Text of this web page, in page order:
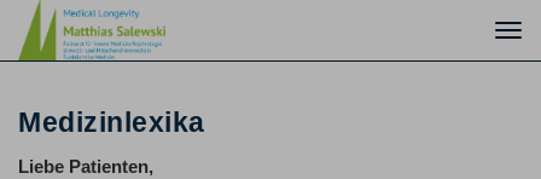
Medizinlexika
Liebe Patienten,